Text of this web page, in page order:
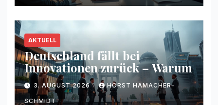
AKTUELL
Deutschland fällt bei
Innovationen zurück – Warum
3. AUGUST 2026 HORST HAMACHER-
SCHMIDT